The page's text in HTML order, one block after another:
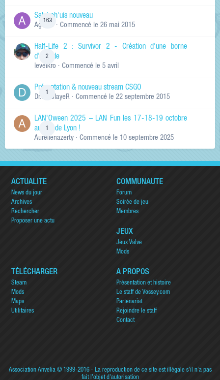
163
Salut ch'uis nouveau
Ag0Nie · Commencé le 26 mai 2015
2
Half-Life 2 : Survivor 2 - Création d'une borne
d'arcade
levelkro · Commencé le 5 avril
1
Présentation & nouveau stream CSGO
Dr.KinSlayeR · Commencé le 22 septembre 2015
1
LAN'Oween 2025 – LAN Fun les 17-18-19 octobre
au sud de Lyon !
Aurelienazerty · Commencé le 10 septembre 2025
ACTUALITÉ
News du jour
Archives
Rechercher
Proposer une actu
COMMUNAUTÉ
Forum
Soirée de jeu
Membres
JEUX
Jeux Valve
Mods
TÉLÉCHARGER
Steam
Mods
Maps
Utilitaires
A PROPOS
Présentation et histoire
Le staff de Vossey.com
Partenariat
Rejoindre le staff
Contact
Association Anvelia© 1999-2016 - La reproduction de ce site est illégale s'il n'a pas
fait l'objet d'autorisation